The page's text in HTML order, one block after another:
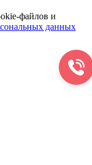
файлов и
данных